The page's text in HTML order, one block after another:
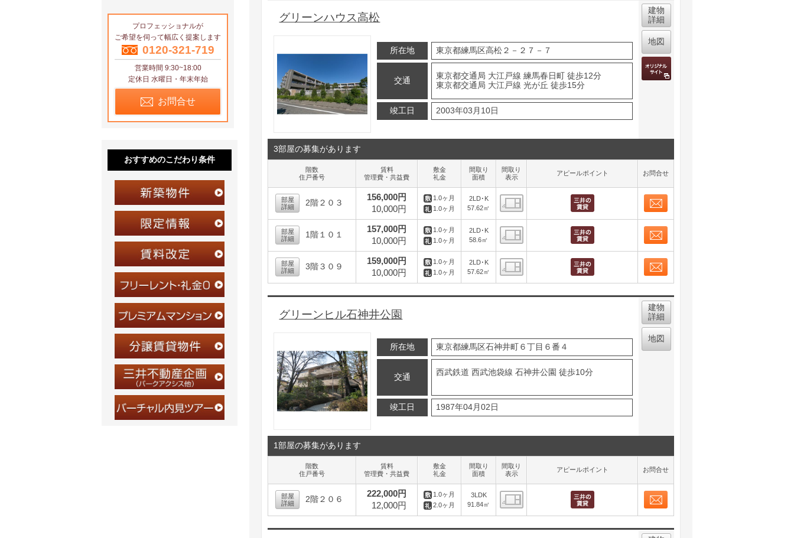
グリーンハウス高松
所在地 東京都練馬区高松２－２７－７
交通
東京都交通局 大江戸線 練馬春日町 徒歩12分
東京都交通局 大江戸線 光が丘 徒歩15分
竣工日 2003年03月10日
建物
詳細
地図
3部屋の募集があります
階数
住戸番号
賃料
管理費・共益費
敷金
礼金
間取り
面積
間取り
表示
アピールポイント お問合せ
部屋
詳細
2階２０３
156,000円
10,000円
1.0ヶ月
1.0ヶ月
2LD･K
57.62㎡
間取り表示
部屋
詳細
1階１０１
157,000円
10,000円
1.0ヶ月
1.0ヶ月
2LD･K
58.6㎡
間取り表示
部屋
詳細
3階３０９
159,000円
10,000円
1.0ヶ月
1.0ヶ月
2LD･K
57.62㎡
間取り表示
グリーンヒル石神井公園
所在地 東京都練馬区石神井町６丁目６番４
交通
西武鉄道 西武池袋線 石神井公園 徒歩10分
竣工日 1987年04月02日
建物
詳細
地図
1部屋の募集があります
階数
住戸番号
賃料
管理費・共益費
敷金
礼金
間取り
面積
間取り
表示
アピールポイント お問合せ
部屋
詳細
2階２０６
222,000円
12,000円
1.0ヶ月
2.0ヶ月
3LDK
91.84㎡
間取り表示
区から探す
地図から探す
沿線から探す
プロフェッショナルが
ご希望を伺って幅広く提案します
0120-321-719
営業時間 9:30~18:00
定休日 水曜日・年末年始
お問合せ
おすすめのこだわり条件